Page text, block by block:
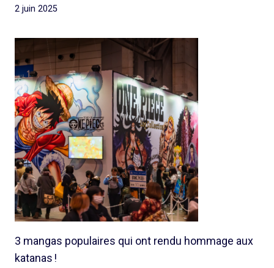
2 juin 2025
3 mangas populaires qui ont rendu hommage aux
katanas !